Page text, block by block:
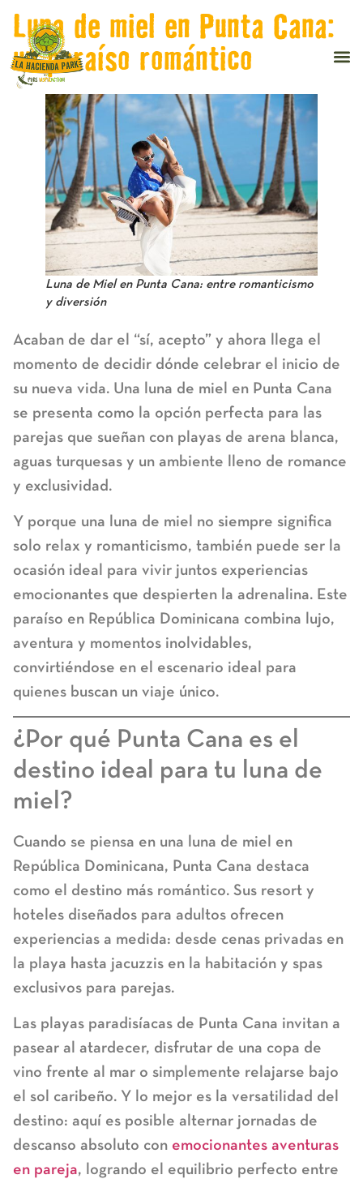
Luna de miel en Punta Cana:
un paraíso romántico
Luna de Miel en Punta Cana: entre romanticismo
y diversión
Acaban de dar el “sí, acepto” y ahora llega el
momento de decidir dónde celebrar el inicio de
su nueva vida. Una luna de miel en Punta Cana
se presenta como la opción perfecta para las
parejas que sueñan con playas de arena blanca,
aguas turquesas y un ambiente lleno de romance
y exclusividad.
Y porque una luna de miel no siempre significa
solo relax y romanticismo, también puede ser la
ocasión ideal para vivir juntos experiencias
emocionantes que despierten la adrenalina. Este
paraíso en República Dominicana combina lujo,
aventura y momentos inolvidables,
convirtiéndose en el escenario ideal para
quienes buscan un viaje único.
¿Por qué Punta Cana es el
destino ideal para tu luna de
miel?
Cuando se piensa en una luna de miel en
República Dominicana, Punta Cana destaca
como el destino más romántico. Sus resort y
hoteles diseñados para adultos ofrecen
experiencias a medida: desde cenas privadas en
la playa hasta jacuzzis en la habitación y spas
exclusivos para parejas.
Las playas paradisíacas de Punta Cana invitan a
pasear al atardecer, disfrutar de una copa de
vino frente al mar o simplemente relajarse bajo
el sol caribeño. Y lo mejor es la versatilidad del
destino: aquí es posible alternar jornadas de
descanso absoluto con emocionantes aventuras
en pareja, logrando el equilibrio perfecto entre